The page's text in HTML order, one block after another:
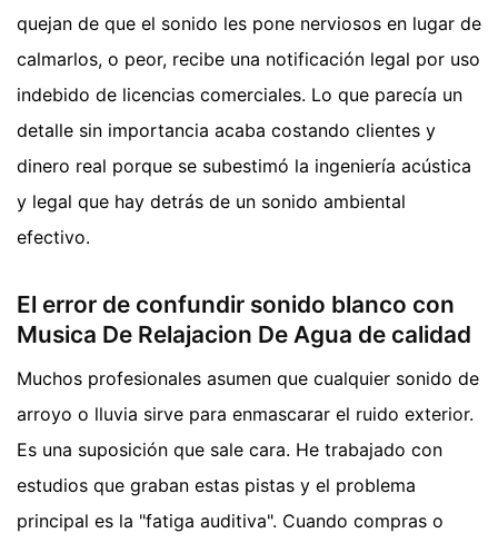
quejan de que el sonido les pone nerviosos en lugar de
calmarlos, o peor, recibe una notificación legal por uso
indebido de licencias comerciales. Lo que parecía un
detalle sin importancia acaba costando clientes y
dinero real porque se subestimó la ingeniería acústica
y legal que hay detrás de un sonido ambiental
efectivo.
El error de confundir sonido blanco con
Musica De Relajacion De Agua de calidad
Muchos profesionales asumen que cualquier sonido de
arroyo o lluvia sirve para enmascarar el ruido exterior.
Es una suposición que sale cara. He trabajado con
estudios que graban estas pistas y el problema
principal es la "fatiga auditiva". Cuando compras o